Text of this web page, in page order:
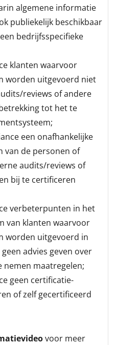
algemene informatie
publiekelijk beschikbaar
bedrijfsspecifieke
klanten waarvoor
worden uitgevoerd niet
reviews of andere
tot het te
een onafhankelijke
van de personen of
audits/reviews of
bij te certificeren
verbeterpunten in het
van klanten waarvoor
worden uitgevoerd in
advies geven over
nemen maatregelen;
geen certificatie-
of zelf gecertificeerd
voor meer